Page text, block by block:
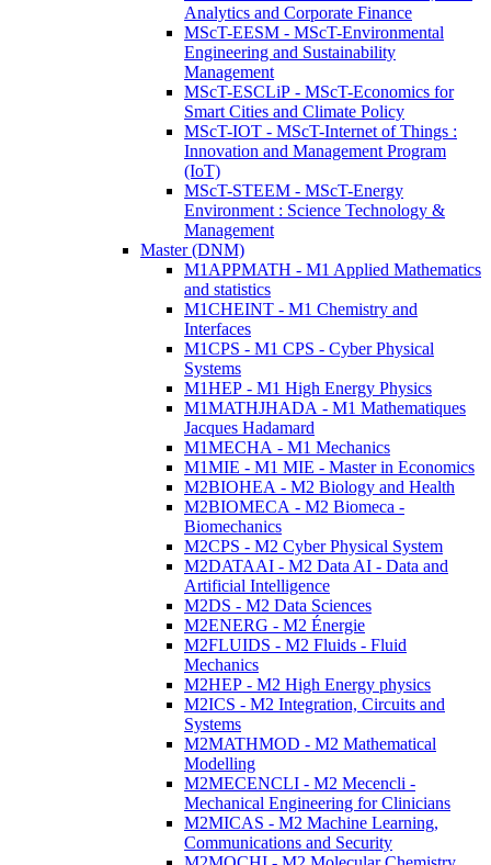
Analytics and Corporate Finance
MScT-EESM - MScT-Environmental
Engineering and Sustainability
Management
MScT-ESCLiP - MScT-Economics for
Smart Cities and Climate Policy
MScT-IOT - MScT-Internet of Things :
Innovation and Management Program
(IoT)
MScT-STEEM - MScT-Energy
Environment : Science Technology &
Management
Master (DNM)
M1APPMATH - M1 Applied Mathematics
and statistics
M1CHEINT - M1 Chemistry and
Interfaces
M1CPS - M1 CPS - Cyber Physical
Systems
M1HEP - M1 High Energy Physics
M1MATHJHADA - M1 Mathematiques
Jacques Hadamard
M1MECHA - M1 Mechanics
M1MIE - M1 MIE - Master in Economics
M2BIOHEA - M2 Biology and Health
M2BIOMECA - M2 Biomeca -
Biomechanics
M2CPS - M2 Cyber Physical System
M2DATAAI - M2 Data AI - Data and
Artificial Intelligence
M2DS - M2 Data Sciences
M2ENERG - M2 Énergie
M2FLUIDS - M2 Fluids - Fluid
Mechanics
M2HEP - M2 High Energy physics
M2ICS - M2 Integration, Circuits and
Systems
M2MATHMOD - M2 Mathematical
Modelling
M2MECENCLI - M2 Mecencli -
Mechanical Engineering for Clinicians
M2MICAS - M2 Machine Learning,
Communications and Security